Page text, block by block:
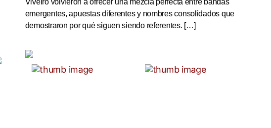
Viveiro volvieron a ofrecer una mezcla perfecta entre bandas
emergentes, apuestas diferentes y nombres consolidados que
demostraron por qué siguen siendo referentes. […]